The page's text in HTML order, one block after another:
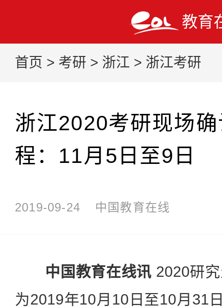
教育
首页 > 考研 > 浙江 > 浙江考研
浙江2020考研现场
程：11月5日至9日
2019-09-24 中国教育在线
中国教育在线讯 2020研
为2019年10月10日至10月31